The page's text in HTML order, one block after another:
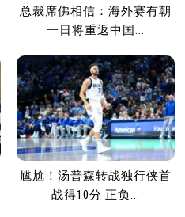
总裁席佛相信：海外赛有朝
一日将重返中国...
尴尬！汤普森转战独行侠首
战得10分 正负...